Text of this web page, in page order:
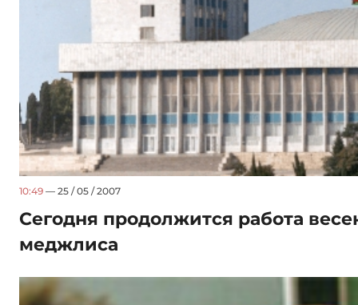
10:49 — 25 / 05 / 2007
Сегодня продолжится работа
меджлиса